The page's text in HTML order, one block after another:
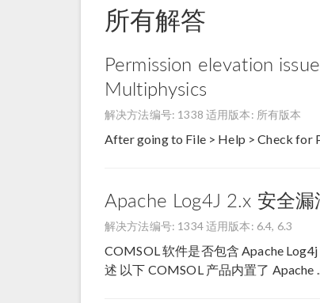
所有解答
Permission elevation
Multiphysics
解决方法编号: 1338 适用版本: 所有版本
After going to File > Help > Check for
Apache Log4J 2.x 安全漏
解决方法编号: 1334适用版本: 6.4, 6.3
COMSOL 软件是否包含 Apache
述 以下 COMSOL 产品内置了 Apache